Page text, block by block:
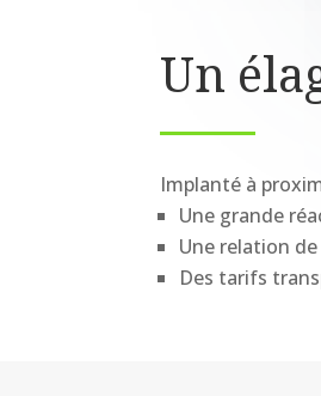
Un
Implanté à
Une grande
Une relation
Des tarifs